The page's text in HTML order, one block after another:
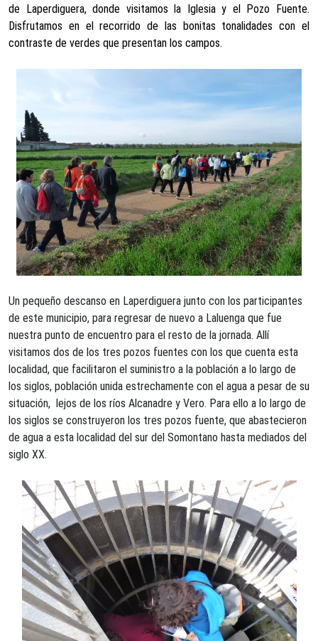
de Laperdiguera, donde visitamos la Iglesia y el Pozo Fuente.
Disfrutamos en el recorrido de las bonitas tonalidades con el
contraste de verdes que presentan los campos.
Un pequeño descanso en Laperdiguera junto con los participantes
de este municipio, para regresar de nuevo a Laluenga que fue
nuestra punto de encuentro para el resto de la jornada. Allí
visitamos dos de los tres pozos fuentes con los que cuenta esta
localidad, que facilitaron el suministro a la población a lo largo de
los siglos, población unida estrechamente con el agua a pesar de su
situación, lejos de los ríos Alcanadre y Vero. Para ello a lo largo de
los siglos se construyeron los tres pozos fuente, que abastecieron
de agua a esta localidad del sur del Somontano hasta mediados del
siglo XX.